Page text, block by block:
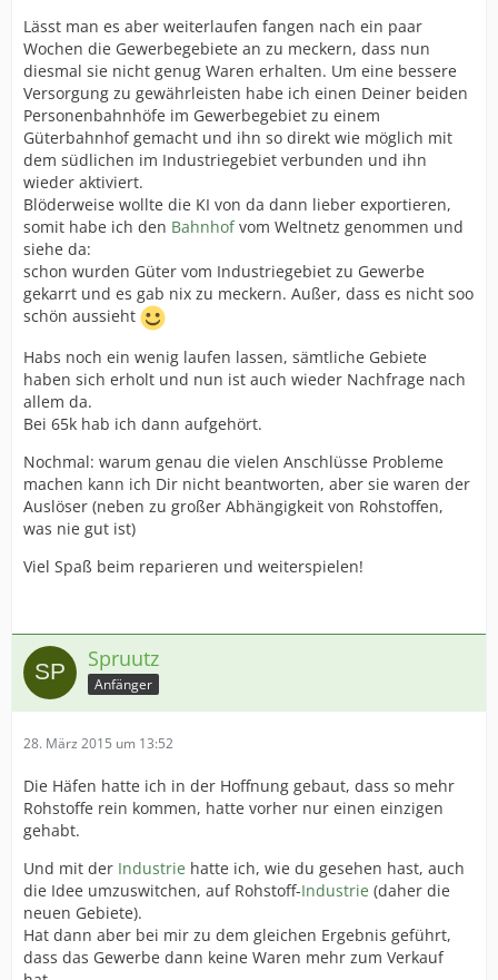
Lässt man es aber weiterlaufen fangen nach ein paar
Wochen die Gewerbegebiete an zu meckern, dass nun
diesmal sie nicht genug Waren erhalten. Um eine bessere
Versorgung zu gewährleisten habe ich einen Deiner beiden
Personenbahnhöfe im Gewerbegebiet zu einem
Güterbahnhof gemacht und ihn so direkt wie möglich mit
dem südlichen im Industriegebiet verbunden und ihn
wieder aktiviert.
Blöderweise wollte die KI von da dann lieber exportieren,
somit habe ich den Bahnhofvom Weltnetz genommen und
siehe da:
schon wurden Güter vom Industriegebiet zu Gewerbe
gekarrt und es gab nix zu meckern. Außer, dass es nicht soo
schön aussieht
Habs noch ein wenig laufen lassen, sämtliche Gebiete
haben sich erholt und nun ist auch wieder Nachfrage nach
allem da.
Bei 65k hab ich dann aufgehört.
Nochmal: warum genau die vielen Anschlüsse Probleme
machen kann ich Dir nicht beantworten, aber sie waren der
Auslöser (neben zu großer Abhängigkeit von Rohstoffen,
was nie gut ist)
Viel Spaß beim reparieren und weiterspielen!
Spruutz
Anfänger
28. März 2015 um 13:52
Die Häfen hatte ich in der Hoffnung gebaut, dass so mehr
Rohstoffe rein kommen, hatte vorher nur einen einzigen
gehabt.
Und mit der Industrie hatte ich, wie du gesehen hast, auch
die Idee umzuswitchen, auf Rohstoff-Industrie (daher die
neuen Gebiete).
Hat dann aber bei mir zu dem gleichen Ergebnis geführt,
dass das Gewerbe dann keine Waren mehr zum Verkauf